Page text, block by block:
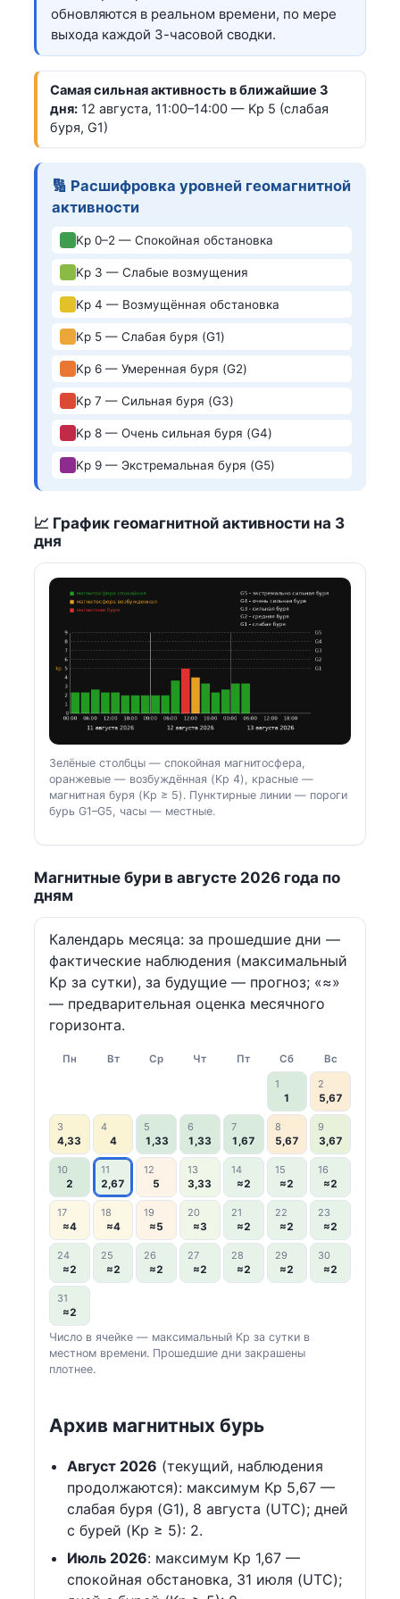
обновляются в реальном времени, по мере
выхода каждой 3-часовой сводки.
Самая сильная активность в ближайшие 3
дня: 12 августа, 11:00–14:00 — Kp 5 (слабая
буря, G1)
🔢 Расшифровка уровней геомагнитной
активности
Kp 0–2 — Спокойная обстановка
Kp 3 — Слабые возмущения
Kp 4 — Возмущённая обстановка
Kp 5 — Слабая буря (G1)
Kp 6 — Умеренная буря (G2)
Kp 7 — Сильная буря (G3)
Kp 8 — Очень сильная буря (G4)
Kp 9 — Экстремальная буря (G5)
📈 График геомагнитной активности на 3
дня
Зелёные столбцы — спокойная магнитосфера,
оранжевые — возбуждённая (Kp 4), красные —
магнитная буря (Kp ≥ 5). Пунктирные линии — пороги
бурь G1–G5, часы — местные.
Магнитные бури в августе 2026 года по
дням
Календарь месяца: за прошедшие дни —
фактические наблюдения (максимальный
Kp за сутки), за будущие — прогноз; «≈»
— предварительная оценка месячного
горизонта.
Пн Вт Ср Чт Пт Сб
Вс
1
1
2
5,67
3
4,33
4
4
5
1,33
6
1,33
7
1,67
8
5,67
9
3,67
10
2
11
2,67
12
5
13
3,33
14
≈2
15
≈2
16
≈2
17
≈4
18
≈4
19
≈5
20
≈3
21
≈2
22
≈2
23
≈2
24
≈2
25
≈2
26
≈2
27
≈2
28
≈2
29
≈2
30
≈2
31
≈2
Число в ячейке — максимальный Kp за сутки в
местном времени. Прошедшие дни закрашены
плотнее.
Архив магнитных бурь
Август 2026 (текущий, наблюдения
продолжаются): максимум Kp 5,67 —
слабая буря (G1), 8 августа (UTC); дней
с бурей (Kp ≥ 5): 2.
Июль 2026: максимум Kp 1,67 —
спокойная обстановка, 31 июля (UTC);